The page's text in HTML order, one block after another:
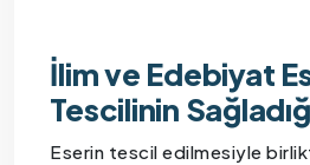
İlim ve Edebiyat
Tescilinin
Eserin tescil edilmesiyle